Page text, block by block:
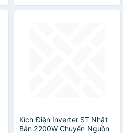
Kích Điện Inverter ST Nhật
Bản 2200W Chuyển Nguồn